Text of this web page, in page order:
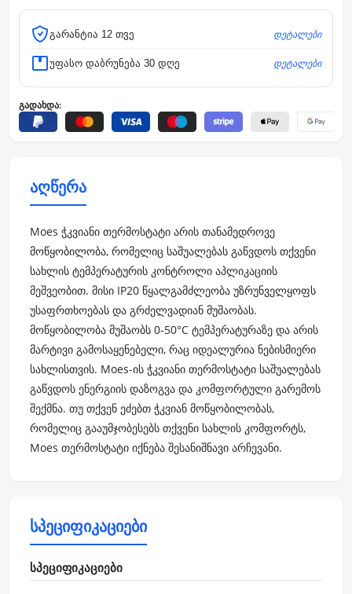
გარანტია 12 თვე დეტალები
უფასო დაბრუნება 30 დღე დეტალები
გადახდა:
აღწერა
Moes ჭკვიანი თერმოსტატი არის თანამედროვე
მოწყობილობა, რომელიც საშუალებას გაწვდოს თქვენი
სახლის ტემპერატურის კონტროლი აპლიკაციის
მეშვეობით. მისი IP20 წყალგამძლეობა უზრუნველყოფს
უსაფრთხოებას და გრძელვადიან მუშაობას.
მოწყობილობა მუშაობს 0-50°C ტემპერატურაზე და არის
მარტივი გამოსაყენებელი, რაც იდეალურია ნებისმიერი
სახლისთვის. Moes-ის ჭკვიანი თერმოსტატი საშუალებას
გაწვდოს ენერგიის დაზოგვა და კომფორტული გარემოს
შექმნა. თუ თქვენ ეძებთ ჭკვიან მოწყობილობას,
რომელიც გააუმჯობესებს თქვენი სახლის კომფორტს,
Moes თერმოსტატი იქნება შესანიშნავი არჩევანი.
სპეციფიკაციები
სპეციფიკაციები